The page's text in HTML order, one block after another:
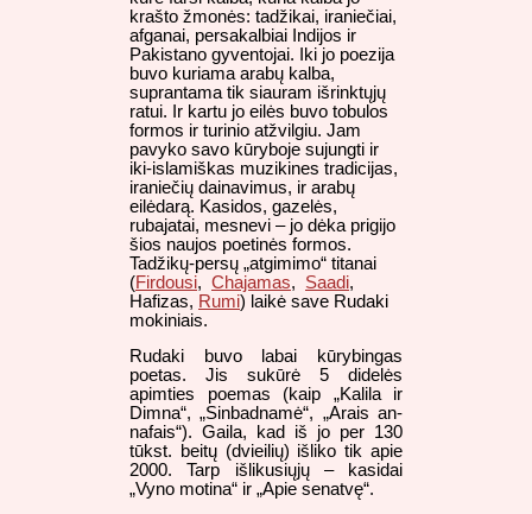
krašto žmonės: tadžikai, iraniečiai,
afganai, persakalbiai Indijos ir
Pakistano gyventojai. Iki jo poezija
buvo kuriama arabų kalba,
suprantama tik siauram išrinktųjų
ratui. Ir kartu jo eilės buvo tobulos
formos ir turinio atžvilgiu. Jam
pavyko savo kūryboje sujungti ir
iki-islamiškas muzikines tradicijas,
iraniečių dainavimus, ir arabų
eilėdarą. Kasidos, gazelės,
rubajatai, mesnevi – jo dėka prigijo
šios naujos poetinės formos.
Tadžikų-persų „atgimimo“ titanai
(Firdousi, Chajamas, Saadi,
Hafizas, Rumi) laikė save Rudaki
mokiniais.
Rudaki buvo labai kūrybingas
poetas. Jis sukūrė 5 didelės
apimties poemas (kaip „Kalila ir
Dimna“, „Sinbadnamė“, „Arais an-
nafais“). Gaila, kad iš jo per 130
tūkst. beitų (dvieilių) išliko tik apie
2000. Tarp išlikusiųjų – kasidai
„Vyno motina“ ir „Apie senatvę“.